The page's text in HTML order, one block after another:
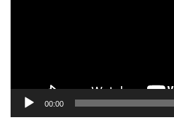
00:00